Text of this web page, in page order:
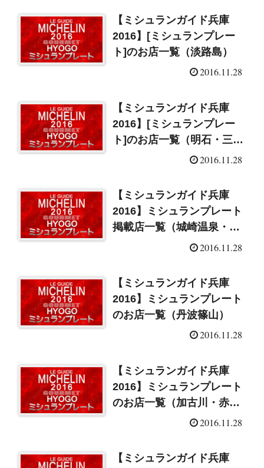
【ミシュランガイド兵庫
2016】[ミシュランプレー
ト]のお店一覧（淡路島）
2016.11.28
【ミシュランガイド兵庫
2016】[ミシュランプレー
ト]のお店一覧（明石・三
2016.11.28
【ミシュランガイド兵庫
2016】ミシュランプレート
掲載店一覧（城崎温泉・豊
2016.11.28
【ミシュランガイド兵庫
2016】ミシュランプレート
のお店一覧（丹波篠山）
2016.11.28
【ミシュランガイド兵庫
2016】ミシュランプレート
のお店一覧（加古川・赤
2016.11.28
【ミシュランガイド兵庫